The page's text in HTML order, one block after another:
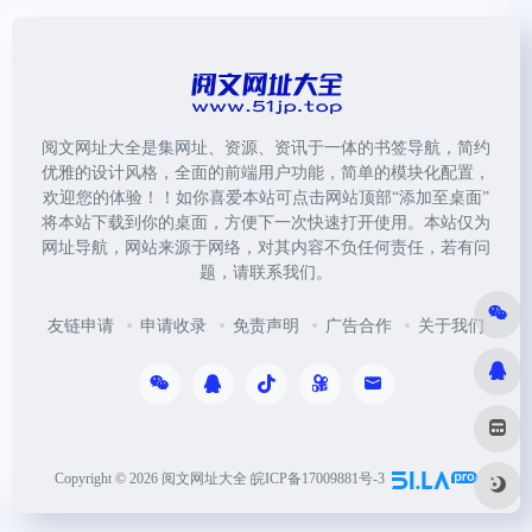
阅文网址大全是集网址、资源、资讯于一体的书签导航，简约
优雅的设计风格，全面的前端用户功能，简单的模块化配置，
欢迎您的体验！！如你喜爱本站可点击网站顶部“添加至桌面”
将本站下载到你的桌面，方便下一次快速打开使用。本站仅为
网址导航，网站来源于网络，对其内容不负任何责任，若有问
题，请联系我们。
友链申请 申请收录 免责声明 广告合作 关于我们
Copyright © 2026 阅文网址大全 皖ICP备17009881号-3